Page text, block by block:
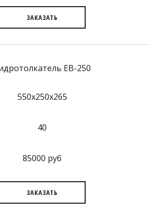
ЗАКАЗАТЬ
EB-250
550x250x265
40
85000 руб
ЗАКАЗАТЬ